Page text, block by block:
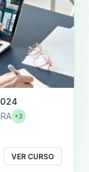
+2
VER CURSO